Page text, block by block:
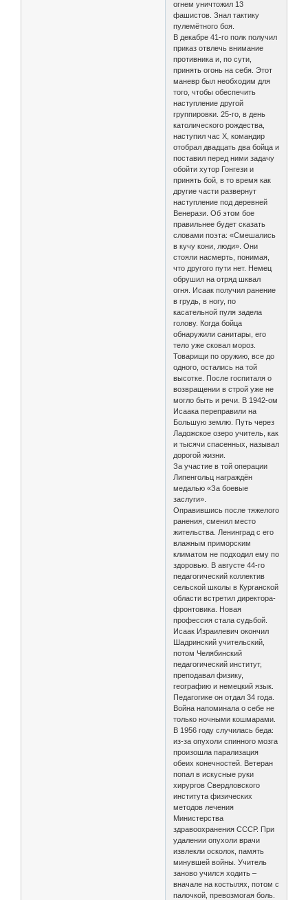
огнем уничтожил 13
фашистов. Знал тактику
пулемётного боя.
В декабре 41-го полк получил
приказ отвлечь внимание
противника и, по сути,
принять огонь на себя. Этот
маневр был необходим для
того, чтобы обеспечить
наступление другой
группировки. 25-го, в день
католического рождества,
наступил час Х, командир
отобрал двадцать два бойца и
поставил перед ними задачу
обойти хутор Гонгези и
принять бой, в то время как
другие части развернут
наступление под деревней
Венерази. Об этом бое
правильнее будет сказать
словами поэта: «Смешались
в кучу кони, люди». Они
стояли насмерть, понимая,
что другого пути нет. Немец
обрушил на отряд шквал
огня. Исаак получил ранение
в грудь, в ногу, по
касательной пуля задела
голову. Когда бойца
обнаружили санитары, его
тело уже сковал мороз.
Товарищи по оружию, все до
одного, остались на той
высотке. После госпиталя о
возвращении в строй уже не
могло быть и речи. В 1942-ом
Исаака переправили на
Большую землю. Путь через
Ладожское озеро учитель, как
и тысячи спасенных, называл
дорогой жизни.
За участие в той операции
Липенгольц награждён
медалью «За боевые
заслуги».
Оправившись после тяжелого
ранения, сменил место
жительства. Ленинград с его
влажным приморским
климатом не подходил ему по
здоровью. В августе 44-го
педагогический коллектив
сельской школы в Курганской
области встретил директора-
фронтовика. Новая
профессия стала судьбой.
Исаак Израилевич окончил
Шадринский учительский,
потом Челябинский
педагогический институт,
преподавал физику,
географию и немецкий язык.
Педагогике он отдал 34 года.
Война напоминала о себе не
только ночными кошмарами.
В 1956 году случилась беда:
из-за опухоли спинного мозга
произошла парализация
обеих конечностей. Ветеран
попал в искусные руки
хирургов Свердловского
института физических
методов лечения
Министерства
здравоохранения СССР. При
удалении опухоли врачи
извлекли осколок, память
минувшей войны. Учитель
заново учился ходить –
вначале на костылях, потом с
палочкой, превозмогая боль.